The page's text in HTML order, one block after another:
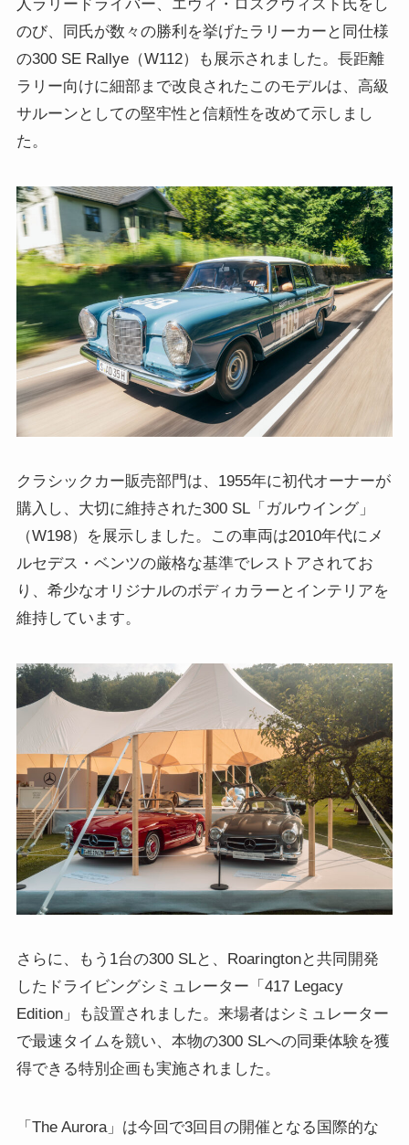
人ラリードライバー、エヴィ・ロスクヴィスト氏をし
のび、同氏が数々の勝利を挙げたラリーカーと同仕様
の300 SE Rallye（W112）も展示されました。長距離
ラリー向けに細部まで改良されたこのモデルは、高級
サルーンとしての堅牢性と信頼性を改めて示しまし
た。
クラシックカー販売部門は、1955年に初代オーナーが
購入し、大切に維持された300 SL「ガルウイング」
（W198）を展示しました。この車両は2010年代にメ
ルセデス・ベンツの厳格な基準でレストアされてお
り、希少なオリジナルのボディカラーとインテリアを
維持しています。
さらに、もう1台の300 SLと、Roaringtonと共同開発
したドライビングシミュレーター「417 Legacy
Edition」も設置されました。来場者はシミュレーター
で最速タイムを競い、本物の300 SLへの同乗体験を獲
得できる特別企画も実施されました。
「The Aurora」は今回で3回目の開催となる国際的な